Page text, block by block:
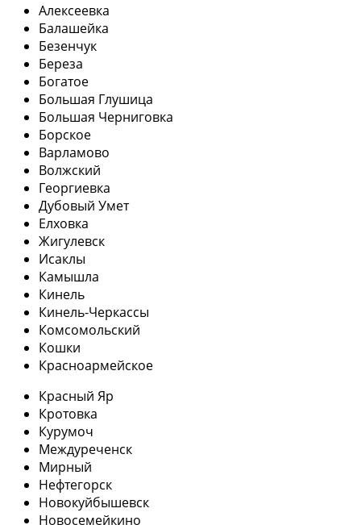
Алексеевка
Балашейка
Безенчук
Береза
Богатое
Большая Глушица
Большая Черниговка
Борское
Варламово
Волжский
Георгиевка
Дубовый Умет
Елховка
Жигулевск
Исаклы
Камышла
Кинель
Кинель-Черкассы
Комсомольский
Кошки
Красноармейское
Красный Яр
Кротовка
Курумоч
Междуреченск
Мирный
Нефтегорск
Новокуйбышевск
Новосемейкино